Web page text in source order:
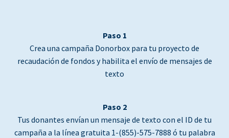
Paso 1
Crea una campaña Donorbox para tu proyecto de
recaudación de fondos y habilita el envío de mensajes de
texto
Paso 2
Tus donantes envían un mensaje de texto con el ID de tu
campaña a la línea gratuita 1-(855)-575-7888 ó tu palabra